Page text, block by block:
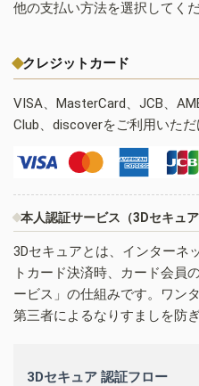
他の支払い方法を選択してくだ
クレジットカード
VISA、MasterCard、JCB、
Club、discoverをご利用いただ
本人認証サービス（3Dセキュ
3Dセキュアとは、インターネ
トカード決済時、カード会員
ービス」の仕組みです。ワン
第三者によるなりすましを防
3Dセキュア 認証フロー